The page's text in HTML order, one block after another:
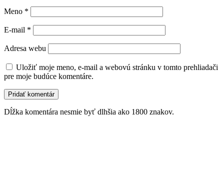
Meno *
E-mail *
Adresa webu
Uložiť moje meno, e-mail a webovú stránku v tomto prehliadači
pre moje budúce komentáre.
Dĺžka komentára nesmie byť dlhšia ako 1800 znakov.